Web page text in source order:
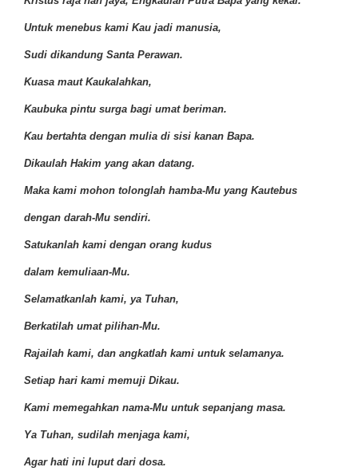
Untuk menebus kami Kau jadi manusia,
Sudi dikandung Santa Perawan.
Kuasa maut Kaukalahkan,
Kaubuka pintu surga bagi umat beriman.
Kau bertahta dengan mulia di sisi kanan Bapa.
Dikaulah Hakim yang akan datang.
Maka kami mohon tolonglah hamba-Mu yang Kautebus
dengan darah-Mu sendiri.
Satukanlah kami dengan orang kudus
dalam kemuliaan-Mu.
Selamatkanlah kami, ya Tuhan,
Berkatilah umat pilihan-Mu.
Rajailah kami, dan angkatlah kami untuk selamanya.
Setiap hari kami memuji Dikau.
Kami memegahkan nama-Mu untuk sepanjang masa.
Ya Tuhan, sudilah menjaga kami,
Agar hati ini luput dari dosa.